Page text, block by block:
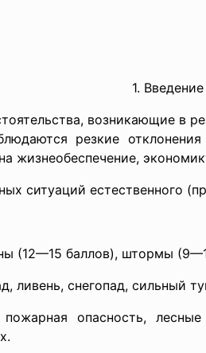
1. Введение
возникающие в
резкие
жизнеобеспечение,
ситуаций естественного
(12—15 баллов), штормы
ливень, снегопад, сильный
опасность,